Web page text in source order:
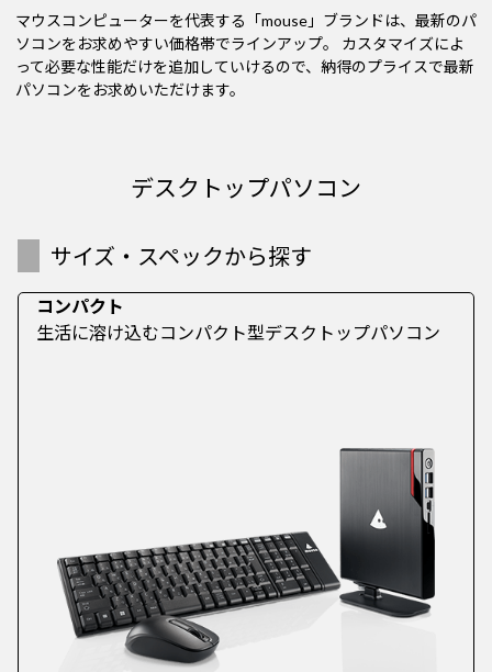
マウスコンピューターを代表する「mouse」ブランドは、最新のパ
ソコンをお求めやすい価格帯でラインアップ。 カスタマイズによ
って必要な性能だけを追加していけるので、納得のプライスで最新
パソコンをお求めいただけます。
デスクトップパソコン
サイズ・スペックから探す
コンパクト
生活に溶け込むコンパクト型デスクトップパソコン